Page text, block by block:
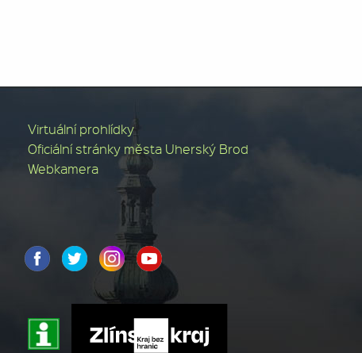
Virtuální prohlídky
Oficiální stránky města Uherský Brod
Webkamera